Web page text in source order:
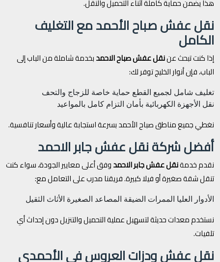
هذا يضمن حماية كاملة أثناء التحميل والنقل.
نقل عفش صباح الأحمد مع التغليف
الكامل
إذا كنت تبحث عننقل عفش صباح الاحمدبخدمة شاملة من الباب إلى
الباب، فإن أنوار الخليج توفر لك:
تغليف شامل لجميع القطع حماية خاصة للزجاج والتحف
نقل الأجهزة الكهربائية بأمان التزام كامل بالمواعيد
نغطي جميع مناطق صباح الأحمد بسرعة استجابة عالية وأسعار تنافسية.
أفضل شركة نقل عفش جابر الاحمد
نقدم خدمةنقل عفش جابر الاحمدوفق أعلى معايير الجودة، سواء كنت
تنقل شقة صغيرة أو فيلا كبيرة. فريقنا مدرب على التعامل مع:
الأدوار العليا الممرات الضيقة المصاعد الصغيرة الأثاث الثقيل
نستخدم معدات حديثة لتسهيل عملية التحميل والتنزيل دون إحداث أي
تلفيات.
نقل عفش ودزات العروس في الأحمدي